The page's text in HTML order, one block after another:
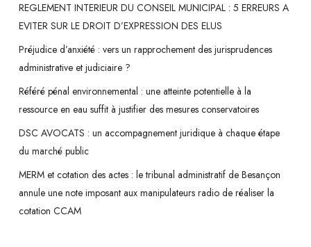
REGLEMENT INTERIEUR DU CONSEIL MUNICIPAL : 5 ERREURS A
EVITER SUR LE DROIT D’EXPRESSION DES ELUS
Préjudice d’anxiété : vers un rapprochement des jurisprudences
administrative et judiciaire ?
Référé pénal environnemental : une atteinte potentielle à la
ressource en eau suffit à justifier des mesures conservatoires
DSC AVOCATS : un accompagnement juridique à chaque étape
du marché public
MERM et cotation des actes : le tribunal administratif de Besançon
annule une note imposant aux manipulateurs radio de réaliser la
cotation CCAM